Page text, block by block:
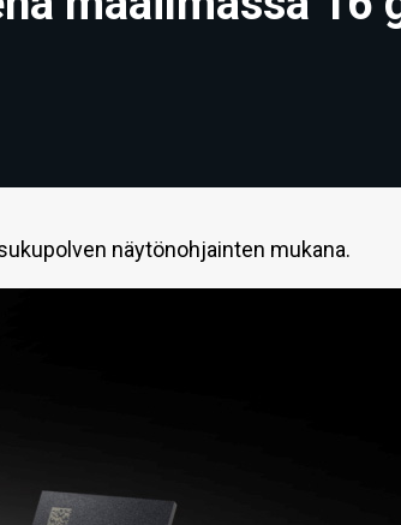
näytönohjainten mukana.